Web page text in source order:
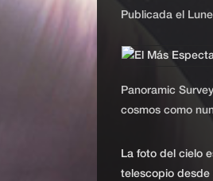
Publicada el
Panoramic
cosmos como
La foto del cielo
telescopio desde